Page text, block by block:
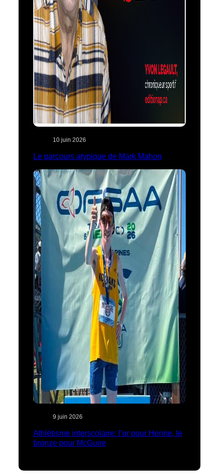
10 juin 2026
Le parcours atypique de Mark Mahon
9 juin 2026
Athlétisme interscolaire: l’or pour Henrie, le
bronze pour McGuire